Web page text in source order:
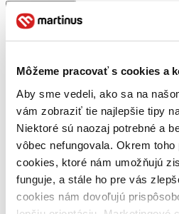
Môžeme pracovať s cookies a
Aby sme vedeli, ako sa na
vám zobraziť tie najlepšie tipy
Niektoré sú naozaj potrebné a
vôbec nefungovala. Okrem
cookies, ktoré nám umožňujú
funguje, a stále ho pre vás
cookies nám dovoľujú
Mudpuppy Press (1 titul)
Zoradiť
Bestsellery
Top hodnotené
Novinky
Najdrahšie
Najlacnejšie
Najvyššia zľava